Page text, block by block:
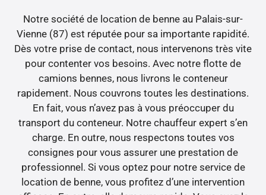
Notre société de location de benne au Palais-sur-
Vienne (87) est réputée pour sa importante rapidité.
Dès votre prise de contact, nous intervenons très vite
pour contenter vos besoins. Avec notre flotte de
camions bennes, nous livrons le conteneur
rapidement. Nous couvrons toutes les destinations.
En fait, vous n’avez pas à vous préoccuper du
transport du conteneur. Notre chauffeur expert s’en
charge. En outre, nous respectons toutes vos
consignes pour vous assurer une prestation de
professionnel. Si vous optez pour notre service de
location de benne, vous profitez d’une intervention